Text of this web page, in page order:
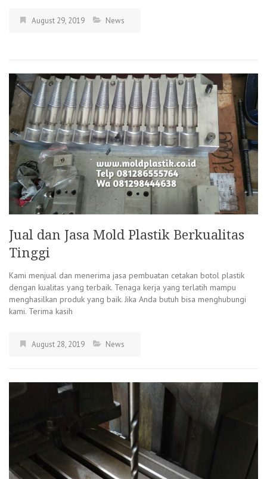
August 29, 2019 News
Jual dan Jasa Mold Plastik Berkualitas
Tinggi
Kami menjual dan menerima jasa pembuatan cetakan botol plastik
dengan kualitas yang terbaik. Tenaga kerja yang terlatih mampu
menghasilkan produk yang baik. Jika Anda butuh bisa menghubungi
kami. Terima kasih
August 28, 2019 News